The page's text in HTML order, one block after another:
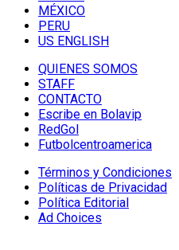
MÉXICO
PERU
US ENGLISH
QUIENES SOMOS
STAFF
CONTACTO
Escribe en Bolavip
RedGol
Futbolcentroamerica
Términos y Condiciones
Políticas de Privacidad
Política Editorial
Ad Choices